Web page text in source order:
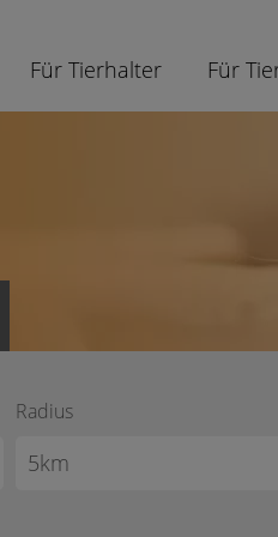
Für Tierhalter Für
Radius